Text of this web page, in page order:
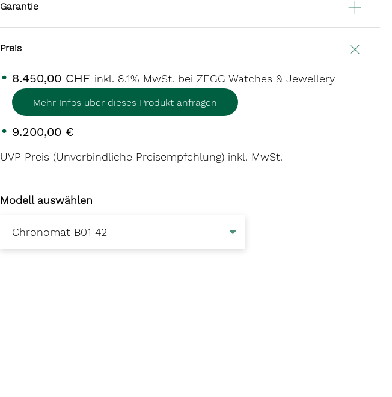
Garantie
Preis
8.450,00 CHF inkl. 8.1% MwSt. bei ZEGG Watches & Jewellery
Mehr Infos über dieses Produkt anfragen
9.200,00 €
UVP Preis (Unverbindliche Preisempfehlung) inkl. MwSt.
Modell auswählen